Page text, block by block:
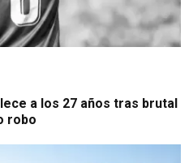
a los 27 años tras brutal
robo